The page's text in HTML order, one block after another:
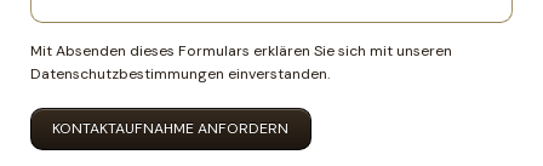
Mit Absenden dieses Formulars erklären Sie sich mit unseren
Datenschutzbestimmungen einverstanden.
KONTAKTAUFNAHME ANFORDERN